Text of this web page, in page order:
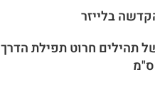
בלייזר
תהילים חרוט תפילת הדרך